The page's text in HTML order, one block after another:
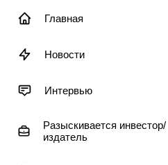
Главная
Новости
Интервью
Разыскивается инвестор/
издатель